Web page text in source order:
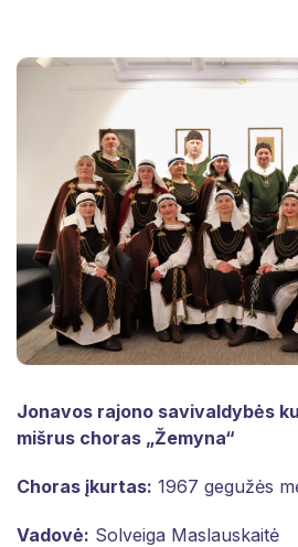
Jonavos rajono savivaldybės
mišrus choras „Žemyna“
Choras įkurtas: 1967 gegužės
Vadovė: Solveiga Maslauskaitė